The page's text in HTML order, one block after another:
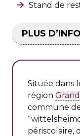
Stand de
PLUS
Située dans
région
commune
périscolaire,